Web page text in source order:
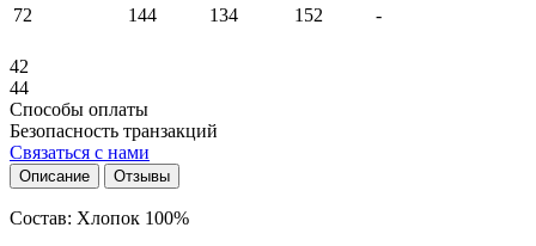
72
144 134 152 -
42
44
Способы оплаты
Безопасность транзакций
Связаться с нами
Описание Отзывы
Состав: Хлопок 100%